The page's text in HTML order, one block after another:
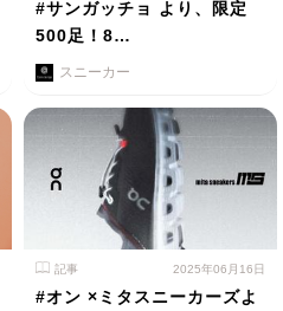
#サンガッチョ より、限定
500足！8…
スニーカー
記事 2025年06月16日
#オン ×ミタスニーカーズよ